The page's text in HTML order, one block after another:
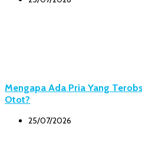
Mengapa Ada Pria Yang
Otot?
25/07/2026